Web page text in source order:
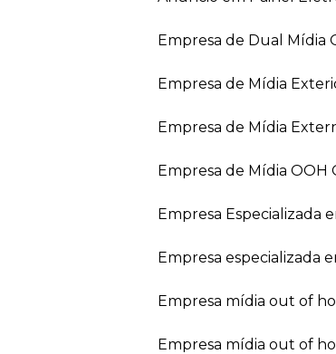
Empresa de Dual Mídia
Empresa de Mídia
Empresa de Mídia
Empresa de Mídia
Empresa
Empresa especializada
Empresa mídia out of
Empresa mídia out of